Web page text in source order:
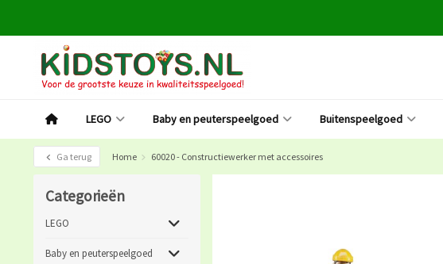
LEGO Baby en peuterspeelgoed Buitenspeelgoed
Ga terug Home 60020 - Constructiewerker met accessoires
Categorieën
LEGO
Baby en peuterspeelgoed